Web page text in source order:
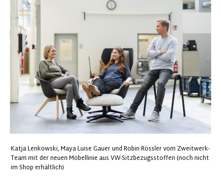
Katja Lenkowski, Maya Luise Gauer und Robin Rössler vom Zweitwerk-
Team mit der neuen Möbellinie aus VW-Sitzbezugsstoffen(noch nicht
im Shop erhältlich)